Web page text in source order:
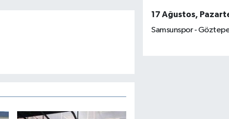
17 Ağustos,
Samsunspor -